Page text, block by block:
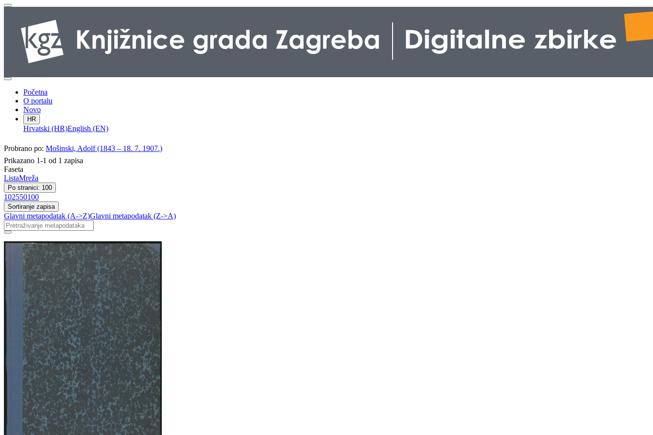
Početna
O portalu
Novo
HR
Hrvatski (HR)English (EN)
Probrano po: Mošinski, Adolf (1843 – 18. 7. 1907.)
Prikazano 1-1 od 1 zapisa
Faseta
ListaMreža
Po stranici: 100
102550100
Sortiranje zapisa
Glavni metapodatak (A->Z)Glavni metapodatak (Z->A)